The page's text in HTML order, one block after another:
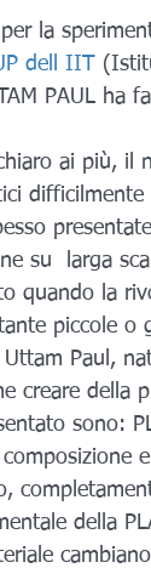
la
dell IIT
PAUL ha
ai più, il
su  larga
quando la
piccole
Paul,
creare della
sono:
della